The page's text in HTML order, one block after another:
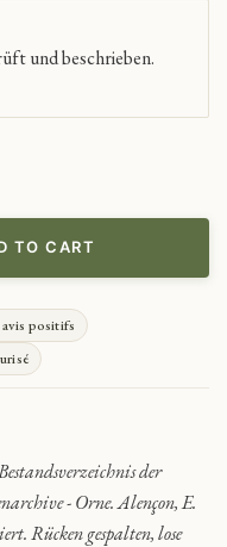
und beschrieben.
TO CART
avis positifs
der
- Orne. Alençon, E.
Rücken gespalten, lose